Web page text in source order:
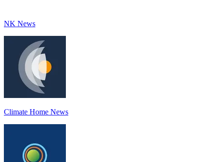
NK News
Climate Home News